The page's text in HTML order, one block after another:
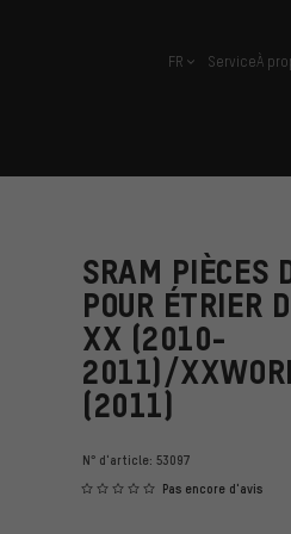
français
FR ServiceÀ
SRAM PIÈCES
POUR ÉTRIER
XX (2010-
2011)/
(2011)
N° d'article: 53097
Pas encore d'avis